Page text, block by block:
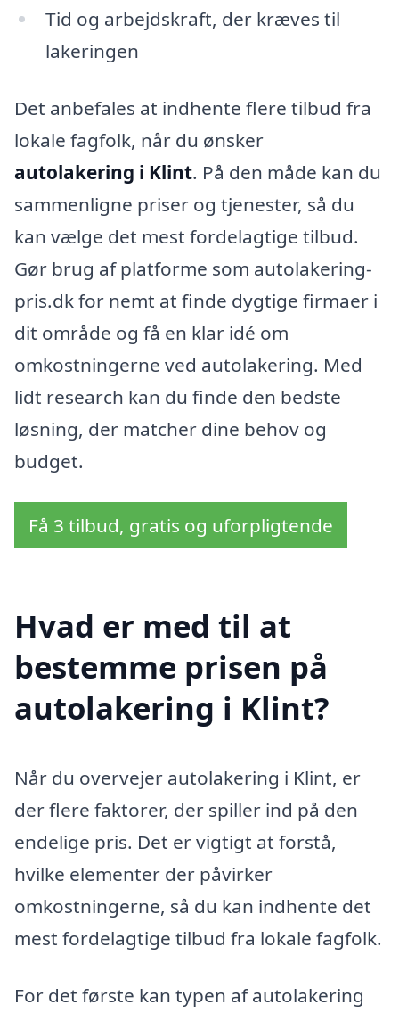
Tid og arbejdskraft, der kræves til
lakeringen
Det anbefales at indhente flere tilbud fra
lokale fagfolk, når du ønsker
autolakering i Klint. På den måde kan du
sammenligne priser og tjenester, så du
kan vælge det mest fordelagtige tilbud.
Gør brug af platforme som autolakering-
pris.dk for nemt at finde dygtige firmaer i
dit område og få en klar idé om
omkostningerne ved autolakering. Med
lidt research kan du finde den bedste
løsning, der matcher dine behov og
budget.
Få 3 tilbud, gratis og uforpligtende
Hvad er med til at
bestemme prisen på
autolakering i Klint?
Når du overvejer autolakering i Klint, er
der flere faktorer, der spiller ind på den
endelige pris. Det er vigtigt at forstå,
hvilke elementer der påvirker
omkostningerne, så du kan indhente det
mest fordelagtige tilbud fra lokale fagfolk.
For det første kan typen af autolakering